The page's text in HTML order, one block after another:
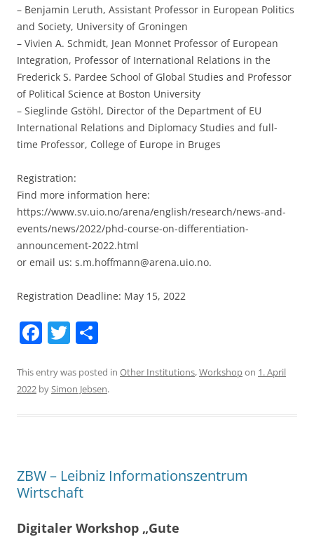
– Benjamin Leruth, Assistant Professor in European Politics
and Society, University of Groningen
– Vivien A. Schmidt, Jean Monnet Professor of European
Integration, Professor of International Relations in the
Frederick S. Pardee School of Global Studies and Professor
of Political Science at Boston University
– Sieglinde Gstöhl, Director of the Department of EU
International Relations and Diplomacy Studies and full-
time Professor, College of Europe in Bruges
Registration:
Find more information here:
https://www.sv.uio.no/arena/english/research/news-and-
events/news/2022/phd-course-on-differentiation-
announcement-2022.html
or email us: s.m.hoffmann@arena.uio.no.
Registration Deadline: May 15, 2022
F
c
e
o
k
T
itt
er
ar
e
This entry was posted in Other Institutions,Workshopon 1. April
2022 bySimon Jebsen.
ZBW – Leibniz Informationszentrum
Wirtschaft
Digitaler Workshop „Gute